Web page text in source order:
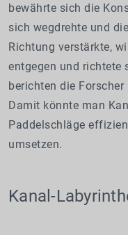
bewährte sich die
sich wegdrehte und
Richtung verstärkte,
entgegen und richtete
berichten die
Damit könnte man
Paddelschläge
umsetzen.
Kanal-